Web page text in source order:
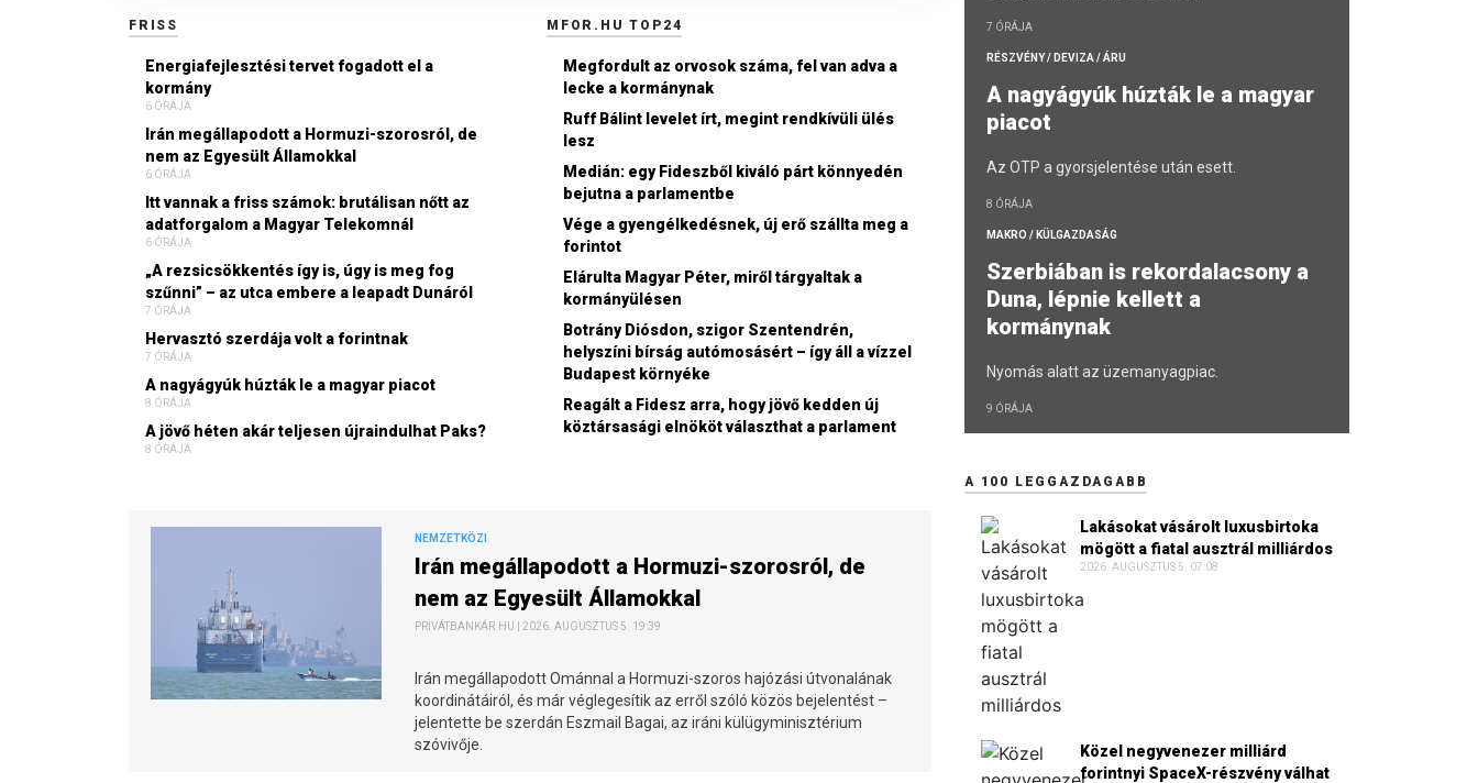
FRISS
Energiafejlesztési tervet fogadott el a
kormány
6 ÓRÁJA
Irán megállapodott a Hormuzi-szorosról, de
nem az Egyesült Államokkal
6 ÓRÁJA
Itt vannak a friss számok: brutálisan nőtt az
adatforgalom a Magyar Telekomnál
6 ÓRÁJA
„A rezsicsökkentés így is, úgy is meg fog
szűnni” – az utca embere a leapadt Dunáról
7 ÓRÁJA
Hervasztó szerdája volt a forintnak
7 ÓRÁJA
A nagyágyúk húzták le a magyar piacot
8 ÓRÁJA
A jövő héten akár teljesen újraindulhat Paks?
8 ÓRÁJA
MFOR.HU TOP24
Megfordult az orvosok száma, fel van adva a
lecke a kormánynak
Ruff Bálint levelet írt, megint rendkívüli ülés
lesz
Medián: egy Fideszből kiváló párt könnyedén
bejutna a parlamentbe
Vége a gyengélkedésnek, új erő szállta meg a
forintot
Elárulta Magyar Péter, miről tárgyaltak a
kormányülésen
Botrány Diósdon, szigor Szentendrén,
helyszíni bírság autómosásért – így áll a vízzel
Budapest környéke
Reagált a Fidesz arra, hogy jövő kedden új
köztársasági elnököt választhat a parlament
NEMZETKÖZI
Irán megállapodott a Hormuzi-szorosról, de
nem az Egyesült Államokkal
PRIVÁTBANKÁR.HU | 2026. AUGUSZTUS 5. 19:39
Irán megállapodott Ománnal a Hormuzi-szoros hajózási útvonalának
koordinátáiról, és már véglegesítik az erről szóló közös bejelentést –
jelentette be szerdán Eszmail Bagai, az iráni külügyminisztérium
szóvivője.
7 ÓRÁJA
RÉSZVÉNY / DEVIZA / ÁRU
A nagyágyúk húzták le a magyar
piacot
Az OTP a gyorsjelentése után esett.
8 ÓRÁJA
MAKRO / KÜLGAZDASÁG
Szerbiában is rekordalacsony a
Duna, lépnie kellett a
kormánynak
Nyomás alatt az üzemanyagpiac.
9 ÓRÁJA
A 100 LEGGAZDAGABB
Lakásokat vásárolt luxusbirtoka
mögött a fiatal ausztrál milliárdos
2026. AUGUSZTUS 5. 07:08
Közel negyvenezer milliárd
forintnyi SpaceX-részvény válhat